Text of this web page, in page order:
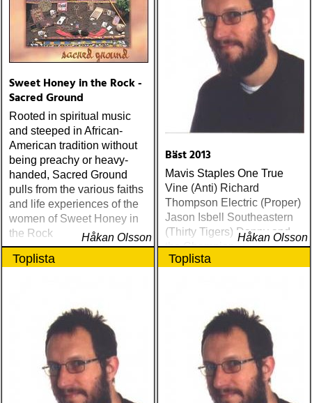
Sweet Honey in the Rock -
Sacred Ground
Rooted in spiritual music
and steeped in African-
American tradition without
being preachy or heavy-
handed, Sacred Ground
pulls from the various faiths
and life experiences of the
women of Sweet Honey in
the Rock
Håkan Olsson
Bäst 2013
Mavis Staples One True
Vine (Anti) Richard
Thompson Electric (Proper)
Jason Isbell Southeastern
(Thirty Tigers) Danny and
the Champions of the World
Stay True (Loose) Slow Fox
Highway (New West) Bob
Dylan Another Self Portrait
(Columbia) Halden Electric
Women (Rootsy) Rokia
Traoré Beautiful Africa
(Nonesuch) Sam Baker Say
Grace (Sam Baker Music)
Håkan Olsson
Toplista Toplista